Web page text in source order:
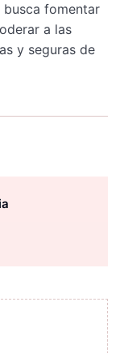
fomentar
a las
y seguras de